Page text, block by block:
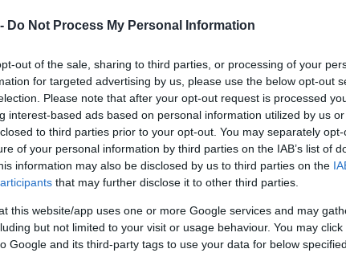
Do Not Process My Personal Information
out of the sale, sharing to third parties, or processing of your
for targeted advertising by us, please use the below opt-out
Please note that after your opt-out request is processed
interest-based ads based on personal information utilized by us
to third parties prior to your opt-out. You may separately
of your personal information by third parties on the IAB’s list of
information may also be disclosed by us to third parties on the
that may further disclose it to other third parties.
this website/app uses one or more Google services and may
but not limited to your visit or usage behaviour. You may
Google and its third-party tags to use your data for below
χειρουργοί δημιούργησαν
γυναίκα - Πώς θα είναι τα
ζυγωματικά, το στήθος της
πιο δημοφιλείς επεμβάσεις που ζητούν οι
- Δείτε το αποτέλεσμα
κόρη: Δέκα τρόποι να